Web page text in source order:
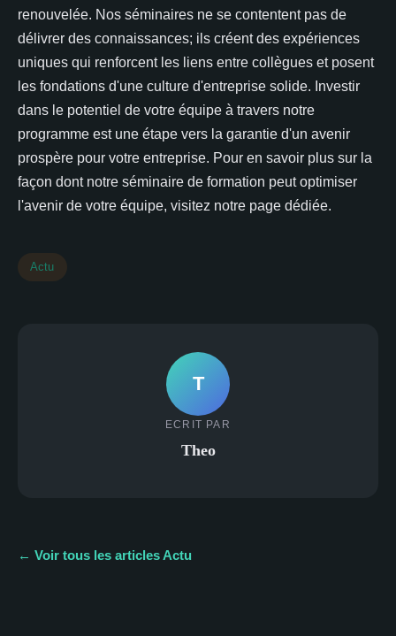
renouvelée. Nos séminaires ne se contentent pas de
délivrer des connaissances; ils créent des expériences
uniques qui renforcent les liens entre collègues et posent
les fondations d'une culture d'entreprise solide. Investir
dans le potentiel de votre équipe à travers notre
programme est une étape vers la garantie d'un avenir
prospère pour votre entreprise. Pour en savoir plus sur la
façon dont notre séminaire de formation peut optimiser
l'avenir de votre équipe, visitez notre page dédiée.
Actu
T
ECRIT PAR
Theo
← Voir tous les articles Actu